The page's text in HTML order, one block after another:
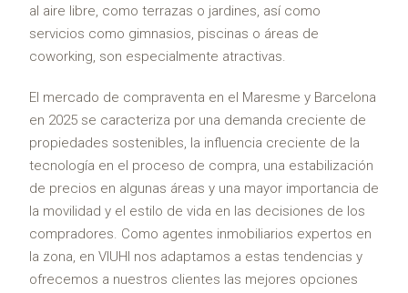
al aire libre, como terrazas o jardines, así como
servicios como gimnasios, piscinas o áreas de
coworking, son especialmente atractivas.
El mercado de compraventa en el Maresme y Barcelona
en 2025 se caracteriza por una demanda creciente de
propiedades sostenibles, la influencia creciente de la
tecnología en el proceso de compra, una estabilización
de precios en algunas áreas y una mayor importancia de
la movilidad y el estilo de vida en las decisiones de los
compradores. Como agentes inmobiliarios expertos en
la zona, en VIUHI nos adaptamos a estas tendencias y
ofrecemos a nuestros clientes las mejores opciones